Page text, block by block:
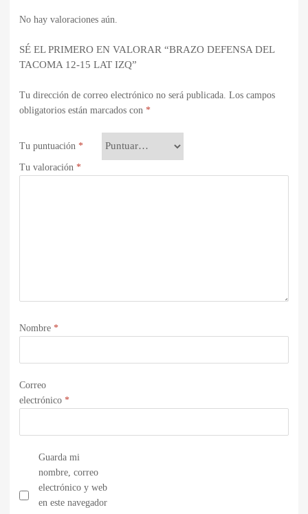
No hay valoraciones aún.
SÉ EL PRIMERO EN VALORAR “BRAZO DEFENSA DEL
TACOMA 12-15 LAT IZQ”
Tu dirección de correo electrónico no será publicada. Los campos
obligatorios están marcados con *
Tu puntuación *
Tu valoración *
Nombre *
Correo
electrónico *
Guarda mi
nombre, correo
electrónico y web
en este navegador